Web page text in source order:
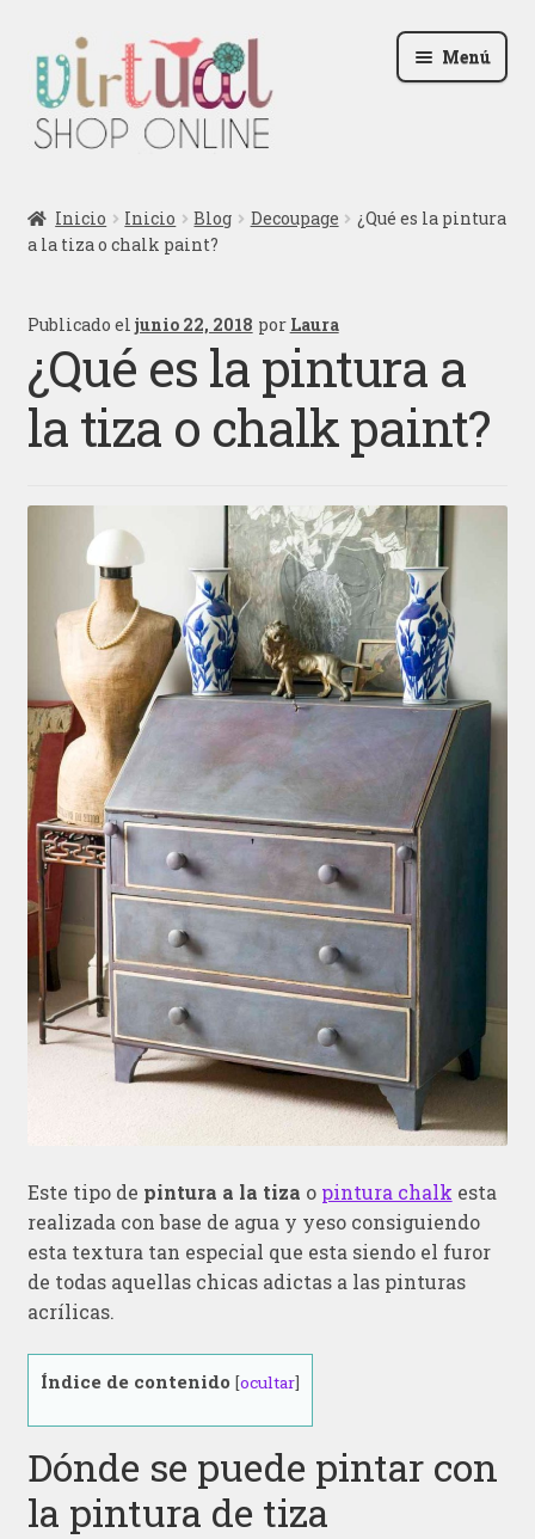
la
navegación
al
contenido
Menú
Podcast
Contactar
Blog
Iniciar sesión
Inicio Inicio Blog Decoupage
¿Qué es la pintura
a la tiza o chalk paint?
Publicado el junio 22, 2018 por Laura
¿Qué es la pintura a
la tiza o chalk paint?
Este tipo de pintura a la tiza o pintura chalk esta
realizada con base de agua y yeso consiguiendo
esta textura tan especial que esta siendo el furor
de todas aquellas chicas adictas a las pinturas
acrílicas.
Índice de contenido [ocultar]
Dónde se puede pintar con
la pintura de tiza